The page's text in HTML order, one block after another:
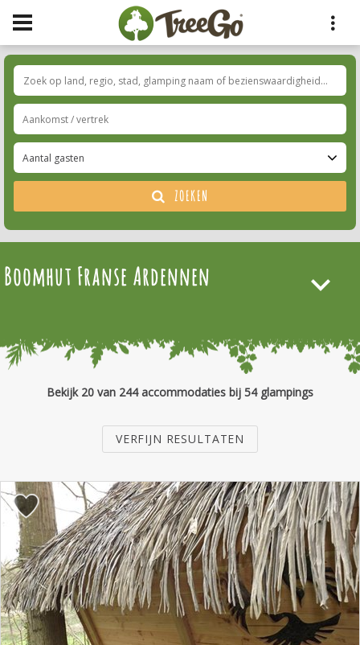
Aantal gasten
ZOEKEN
Boomhut Franse Ardennen
Bekijk 20 van 244 accommodaties bij 54 glampings
VERFIJN RESULTATEN